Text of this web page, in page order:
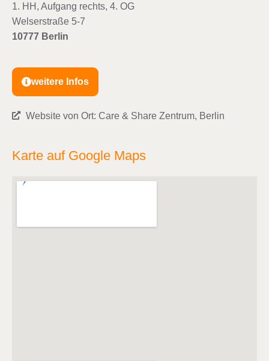
1. HH, Aufgang rechts, 4. OG
Welserstraße 5-7
10777 Berlin
weitere Infos
Website von Ort: Care & Share Zentrum, Berlin
Karte auf Google Maps